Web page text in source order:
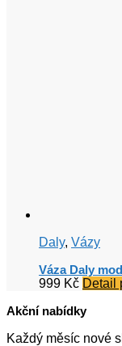
Daly, Vázy
Váza Daly
999 Kč Detail
Akční nabídky
Každý měsíc nové